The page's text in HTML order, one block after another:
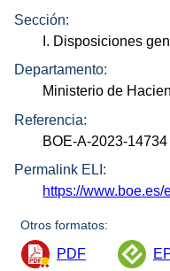
Sección:
I. Disposiciones
Departamento:
Ministerio de
Referencia:
BOE-A-2023-14734
Permalink ELI:
https://
Otros formatos:
PDF